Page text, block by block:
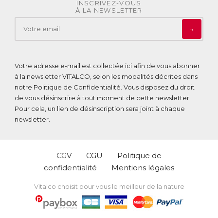
INSCRIVEZ-VOUS
À LA NEWSLETTER
→
Votre adresse e-mail est collectée ici afin de vous abonner
à la newsletter VITALCO, selon les modalités décrites dans
notre Politique de Confidentialité . Vous disposez du droit
de vous désinscrire à tout moment de cette newsletter.
Pour cela, un lien de désinscription sera joint à chaque
newsletter.
CGV CGU
Politique de
confidentialité
Mentions légales
Vitalco choisit pour vous le meilleur de la nature